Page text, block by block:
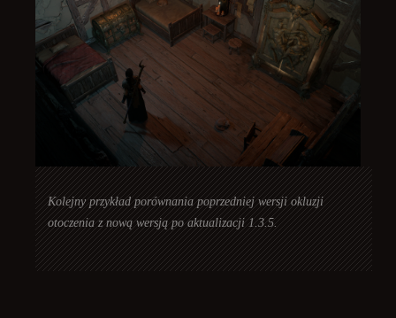
Kolejny przykład porównania poprzedniej wersji okluzji
otoczenia z nową wersją po aktualizacji 1.3.5.